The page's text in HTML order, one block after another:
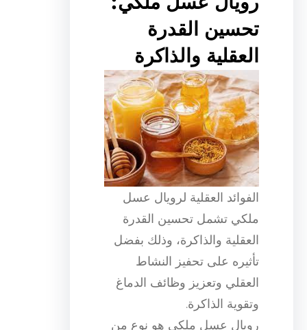
تحسين القدرة
العقلية والذاكرة
الفوائد العقلية لرويال عسل
ملكي تشمل تحسين القدرة
العقلية والذاكرة، وذلك بفضل
تأثيره على تحفيز النشاط
العقلي وتعزيز وظائف الدماغ
وتقوية الذاكرة.
رويال عسل ملكي هو نوع من